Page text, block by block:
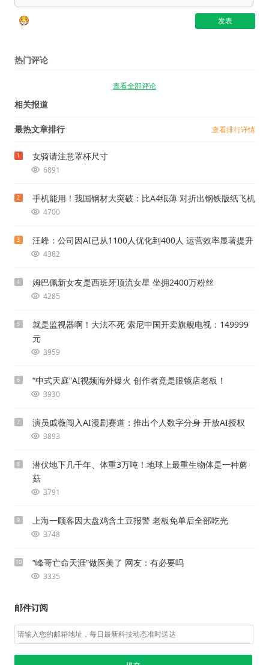
热门评论
查看全部评论
相关报道
最热文章排行 查看排行详情
1 女骑请注意罩杯尺寸
6891
2 手机能用！我国钢材大突破：比A4纸薄 对折出钢铁版纸飞机
4700
3 汪峰：公司因AI已从1100人优化到400人 运营效率显著提升
4382
4 姆巴佩新女友是西班牙顶流女星 坐拥2400万粉丝
4285
5
就是监视器啊！大法不死 索尼中国开卖旗舰电视：149999
元
3959
6 “中式天庭”AI视频海外爆火 创作者竟是眼镜店老板！
3930
7 演员戚薇闯入AI漫剧赛道：推出个人数字分身 开放AI授权
3893
8
潜伏地下几千年、体重3万吨！地球上最重生物体是一种蘑
菇
3791
9 上海一顾客因大盘鸡含土豆报警 老板免单后全部吃光
3748
10 “峰哥亡命天涯”做医美了 网友：有必要吗
3335
邮件订阅